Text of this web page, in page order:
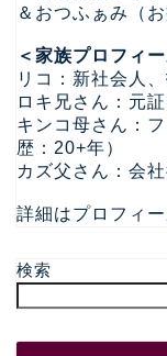
＆おつふぁみ（
＜家族プロフィー
リコ：新社会人
ロキ兄さん：元
キンコ母さん：
歴：20+年）
カズ父さん：会
詳細はプロフィ
検索